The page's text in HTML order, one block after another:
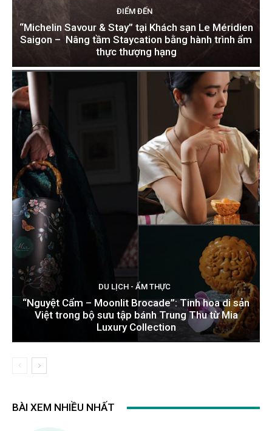
ĐIỂM ĐẾN
“Michelin Savour & Stay” tại Khách sạn Le Méridien
Saigon – Nâng tầm Staycation bằng hành trình ẩm
thực thượng hạng
DU LỊCH - ẨM THỰC
“Nguyệt Cẩm – Moonlit Brocade”: Tinh hoa di sản
Việt trong bộ sưu tập bánh Trung Thu từ Mia
Luxury Collection
BÀI XEM NHIỀU NHẤT